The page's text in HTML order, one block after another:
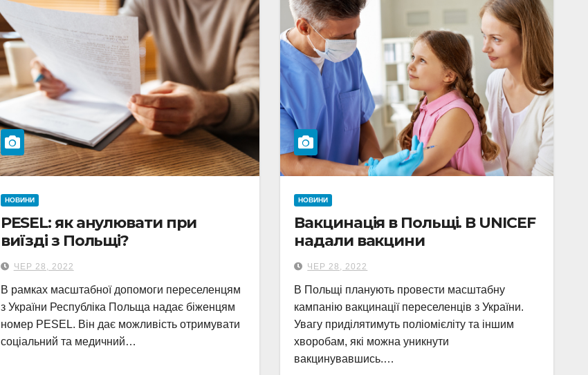
НОВИНИ
PESEL: як анулювати при
виїзді з Польщі?
ЧЕР 28, 2022
В рамках масштабної допомоги переселенцям
з України Республіка Польща надає біженцям
номер PESEL. Він дає можливість отримувати
соціальний та медичний…
НОВИНИ
Вакцинація в Польщі. В UNICEF
надали вакцини
ЧЕР 28, 2022
В Польщі планують провести масштабну
кампанію вакцинації переселенців з України.
Увагу приділятимуть поліомієліту та іншим
хворобам, які можна уникнути
вакцинувавшись.…